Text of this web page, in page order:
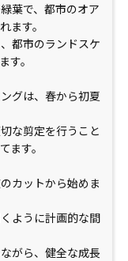
葉で、都市のオア
ます。
都市のランドスケ
す。
グは、春から初夏
な剪定を行うこと
ます。
カットから始めま
ように計画的な間
がら、健全な成長